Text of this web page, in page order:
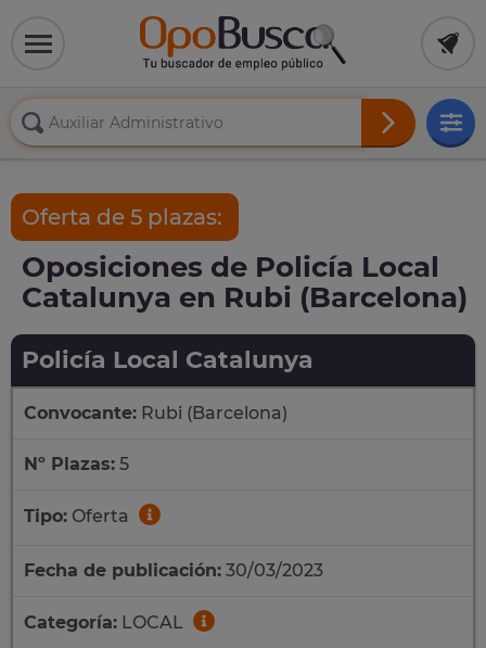
Oferta de 5 plazas:
Oposiciones de Policía Local
Catalunya en Rubi (Barcelona)
Policía Local Catalunya
Convocante: Rubi (Barcelona)
Nº Plazas: 5
Tipo: Oferta
Fecha de publicación: 30/03/2023
Categoría: LOCAL